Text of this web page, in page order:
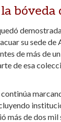
la
su sede de
de más de
de esa
más de dos